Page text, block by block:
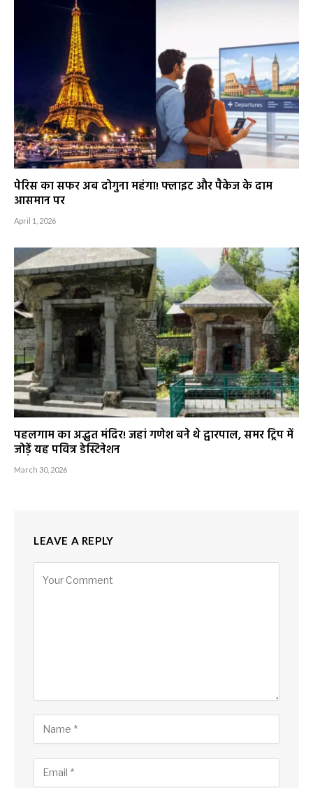
पेरिस का सफर अब दोगुना महंगा! फ्लाइट और पैकेज के दाम
आसमान पर
April 1, 2026
पहलगाम का अद्भुत मंदिर! जहां गणेश बने थे द्वारपाल, समर ट्रिप में
जोड़ें यह पवित्र डेस्टिनेशन
March 30, 2026
LEAVE A REPLY